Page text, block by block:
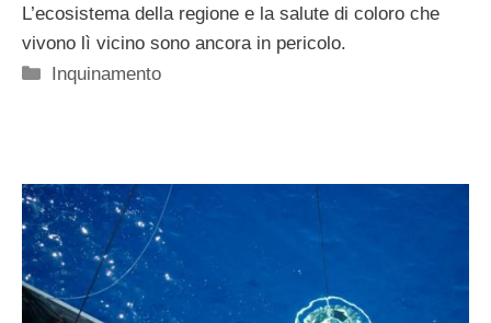
L’ecosistema della regione e la salute di coloro che
vivono lì vicino sono ancora in pericolo.
Categorie
Inquinamento